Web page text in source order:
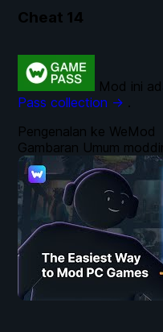
Cheat 14
Pengenalan ke WeMod
Gambaran Umum
Mod ini
Pass collection → .